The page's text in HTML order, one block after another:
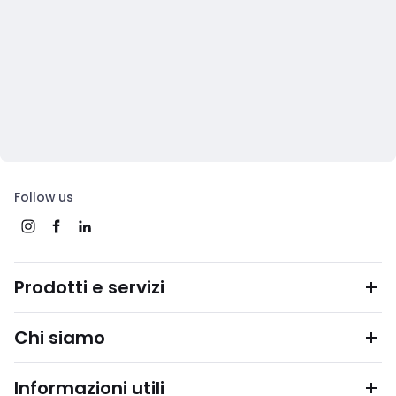
Follow us
Prodotti e servizi
Chi siamo
Informazioni utili